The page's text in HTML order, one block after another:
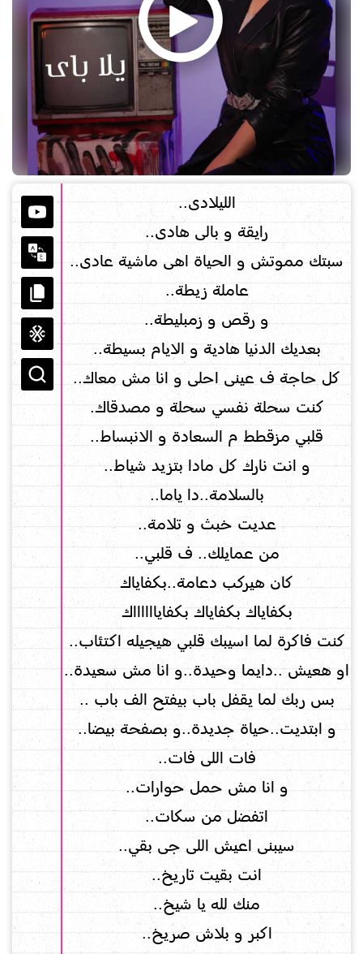
الليلادى..
رايقة و بالى هادى..
سبتك مموتش و الحياة اهى ماشية عادى..
عاملة زيطة..
و رقص و زمبليطة..
بعديك الدنيا هادية و الايام بسيطة..
كل حاجة ف عينى احلى و انا مش معاك..
كنت سحلة نفسي سحلة و مصدقاك.
قلبي مزقطط م السعادة و الانبساط..
و انت نارك كل مادا بتزيد شياط..
بالسلامة..دا ياما..
عديت خبث و تلامة..
من عمايلك.. ف قلبي..
كان هيركب دعامة..بكفاياك
بكفاياك بكفاياك بكفايااااااك
كنت فاكرة لما اسيبك قلبي هيجيله اكتئاب..
او هعيش ..دايما وحيدة..و انا مش سعيدة..
بس ربك لما يقفل باب بيفتح الف باب ..
و ابتديت..حياة جديدة..و بصفحة بيضا..
فات اللى فات..
و انا مش حمل حوارات..
اتفضل من سكات..
سيبنى اعيش اللى جى بقي..
انت بقيت تاريخ..
منك لله يا شيخ..
اكبر و بلاش صريخ..